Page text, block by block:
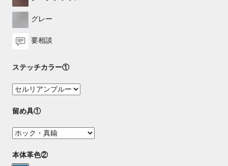
グレー
要相談
ステッチカラー①
留め具①
本体革色②